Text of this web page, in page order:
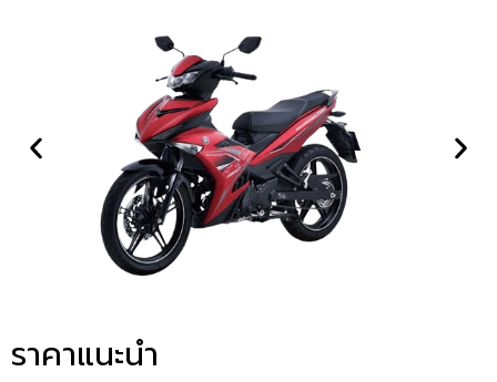
ราคาแนะนำ